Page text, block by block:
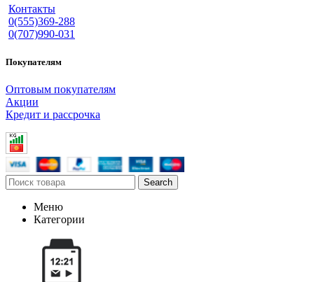
Контакты
0(555)369-288
0(707)990-031
Покупателям
Оптовым покупателям
Акции
Кредит и рассрочка
Search
Меню
Категории